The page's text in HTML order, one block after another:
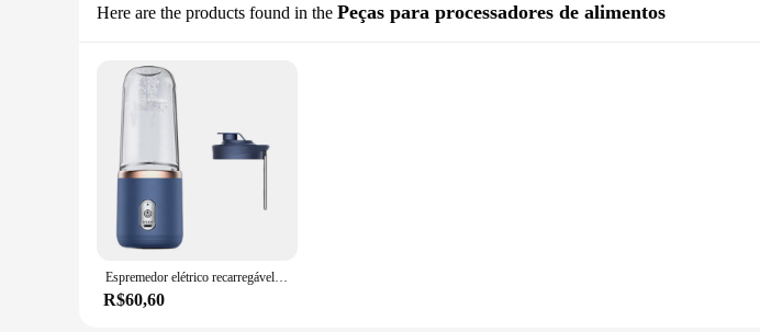
Here are the products found in the Peças para processadores de alimentos
Espremedor elétrico recarregável sem fio, liquidificador portátil, espremedor de frutas laranja, misturador laranja azul, 400ml, 21000rpm, novo
R$60,60